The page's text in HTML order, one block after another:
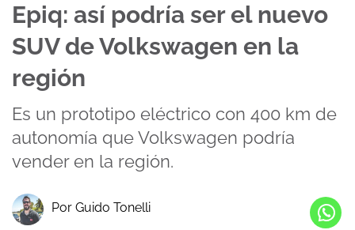
Epiq: así podría ser el nuevo
SUV de Volkswagen en la
región
Es un prototipo eléctrico con 400 km de
autonomía que Volkswagen podría
vender en la región.
Por Guido Tonelli